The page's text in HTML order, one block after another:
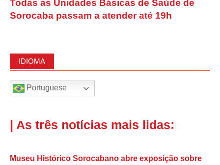
Todas as Unidades Básicas de Saúde de
Sorocaba passam a atender até 19h
IDIOMA
Portuguese
| As três notícias mais lidas:
Museu Histórico Sorocabano abre exposição sobre